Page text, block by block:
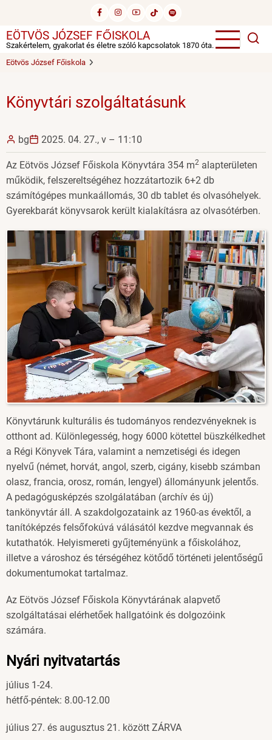
tartalomra
EÖTVÖS JÓZSEF FŐISKOLA
Szakértelem, gyakorlat és életre szóló kapcsolatok 1870 óta.
Eötvös József Főiskola
Könyvtári szolgáltatásunk
bg 2025. 04. 27., v – 11:10
Az Eötvös József Főiskola Könyvtára 354 m2 alapterületen
működik, felszereltségéhez hozzátartozik 6+2 db
számítógépes munkaállomás, 30 db tablet és olvasóhelyek.
Gyerekbarát könyvsarok került kialakításra az olvasótérben.
Image
Könyvtárunk kulturális és tudományos rendezvényeknek is
otthont ad. Különlegesség, hogy 6000 kötettel büszkélkedhet
a Régi Könyvek Tára, valamint a nemzetiségi és idegen
nyelvű (német, horvát, angol, szerb, cigány, kisebb számban
olasz, francia, orosz, román, lengyel) állományunk jelentős.
A pedagógusképzés szolgálatában (archív és új)
tankönyvtár áll. A szakdolgozataink az 1960-as évektől, a
tanítóképzés felsőfokúvá válásától kezdve megvannak és
kutathatók. Helyismereti gyűjteményünk a főiskolához,
illetve a városhoz és térségéhez kötődő történeti jelentőségű
dokumentumokat tartalmaz.
Az Eötvös József Főiskola Könyvtárának alapvető
szolgáltatásai elérhetőek hallgatóink és dolgozóink
számára.
Nyári nyitvatartás
július 1-24.
hétfő-péntek: 8.00-12.00
július 27. és augusztus 21. között ZÁRVA